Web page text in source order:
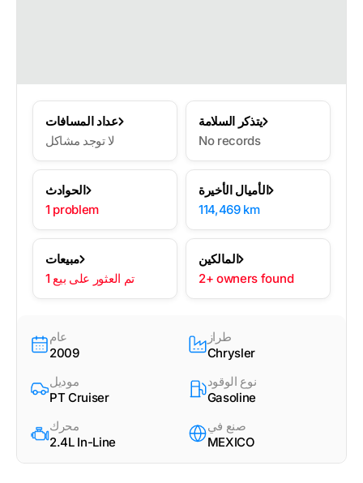
عداد المسافات
لا توجد مشاكل
يتذكر السلامة
No records
الحوادث
1 problem
الأميال الأخيرة
114,469 km
مبيعات
1 تم العثور على بيع
المالكين
2+ owners found
عام
2009
طراز
Chrysler
موديل
PT Cruiser
نوع الوقود
Gasoline
محرك
2.4L In-Line
صنع في
MEXICO